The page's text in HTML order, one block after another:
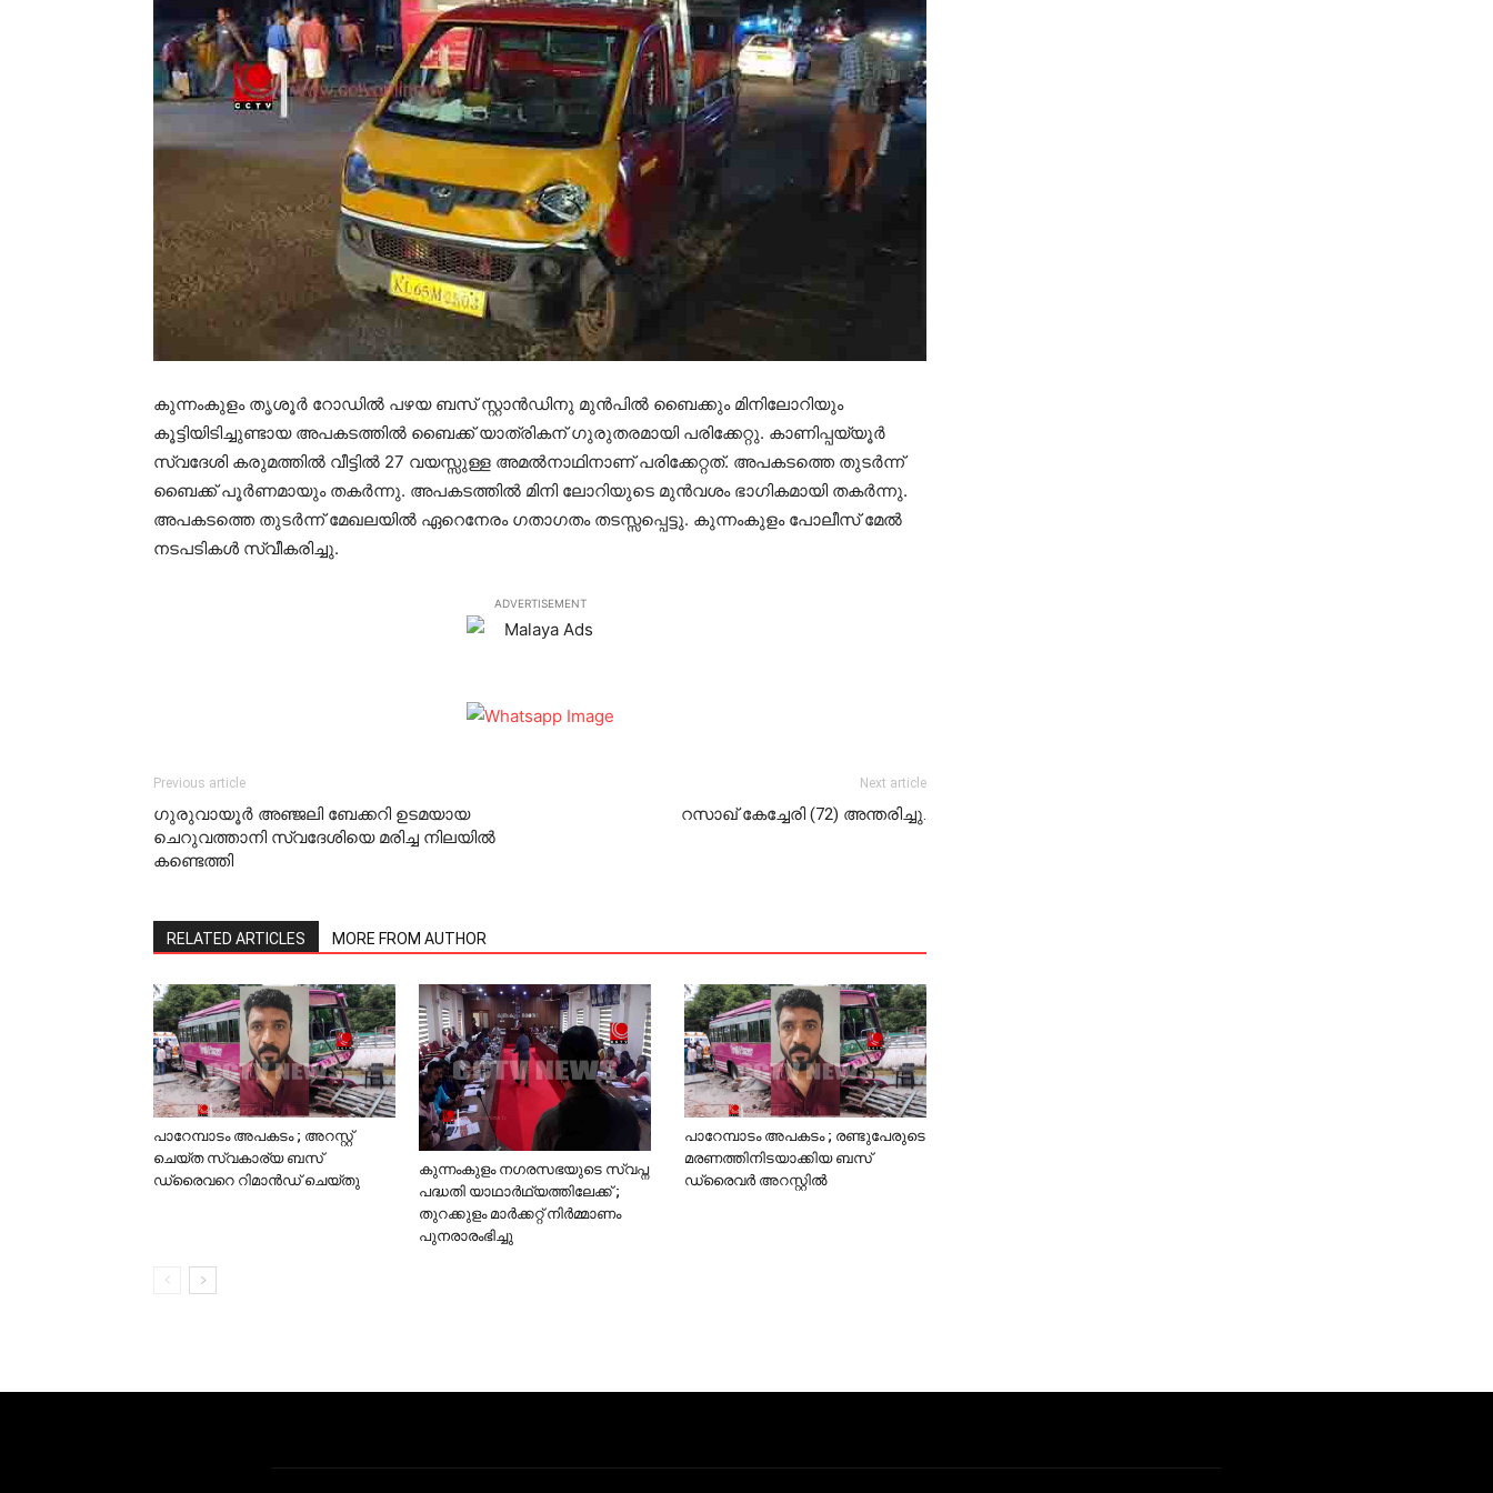
കുന്നംകുളം തൃശൂര്‍ റോഡില്‍ പഴയ ബസ് സ്റ്റാന്‍ഡിനു മുന്‍പില്‍ ബൈക്കും മിനിലോറിയും
കൂട്ടിയിടിച്ചുണ്ടായ അപകടത്തില്‍ ബൈക്ക് യാത്രികന് ഗുരുതരമായി പരിക്കേറ്റു. കാണിപ്പയ്യൂര്‍
സ്വദേശി കരുമത്തില്‍ വീട്ടില്‍ 27 വയസ്സുള്ള അമല്‍നാഥിനാണ് പരിക്കേറ്റത്. അപകടത്തെ തുടര്‍ന്ന്
ബൈക്ക് പൂര്‍ണമായും തകര്‍ന്നു. അപകടത്തില്‍ മിനി ലോറിയുടെ മുന്‍വശം ഭാഗികമായി തകര്‍ന്നു.
അപകടത്തെ തുടര്‍ന്ന് മേഖലയില്‍ ഏറെനേരം ഗതാഗതം തടസ്സപ്പെട്ടു. കുന്നംകുളം പോലീസ് മേല്‍
നടപടികള്‍ സ്വീകരിച്ചു.
ADVERTISEMENT
Previous article
ഗുരുവായൂര്‍ അഞ്ജലി ബേക്കറി ഉടമയായ
ചെറുവത്താനി സ്വദേശിയെ മരിച്ച നിലയില്‍
കണ്ടെത്തി
Next article
റസാഖ് കേച്ചേരി (72) അന്തരിച്ചു.
RELATED ARTICLES MORE FROM AUTHOR
പാറേമ്പാടം അപകടം ; അറസ്റ്റ്
ചെയ്ത സ്വകാര്യ ബസ്
ഡ്രൈവറെ റിമാന്‍ഡ് ചെയ്തു
കുന്നംകുളം നഗരസഭയുടെ സ്വപ്ന
പദ്ധതി യാഥാർഥ്യത്തിലേക്ക് ;
തുറക്കുളം മാര്‍ക്കറ്റ് നിര്‍മ്മാണം
പുനരാരംഭിച്ചു
പാറേമ്പാടം അപകടം ; രണ്ടുപേരുടെ
മരണത്തിനിടയാക്കിയ ബസ്
ഡ്രൈവര്‍ അറസ്റ്റില്‍